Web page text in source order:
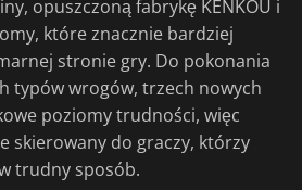
opuszczoną fabrykę KENKOU i
które znacznie bardziej
stronie gry. Do pokonania
typów wrogów, trzech nowych
poziomy trudności, więc
skierowany do graczy, którzy
trudny sposób.